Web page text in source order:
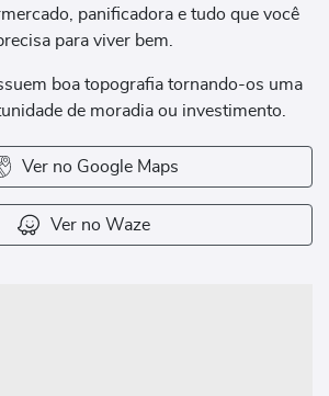
panificadora e tudo que você
para viver bem.
boa topografia tornando-os uma
de moradia ou investimento.
Ver no Google Maps
Ver no Waze